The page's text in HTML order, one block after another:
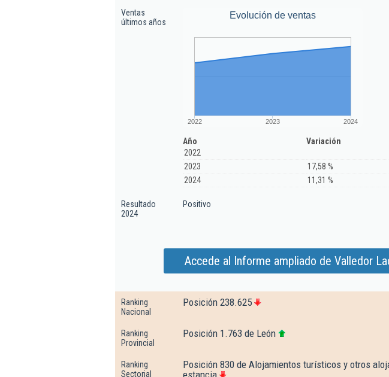
Ventas
últimos años
Evolución de ventas
2022 2023 2024
Año
Variación
2022
2023
17,58 %
2024
11,31 %
Resultado
2024
Positivo
Accede al Informe ampliado de Valledor
Ranking
Nacional
Posición 238.625
Ranking
Provincial
Posición 1.763 de León
Ranking
Sectorial
Posición 830 de Alojamientos turísticos y otros
estancia